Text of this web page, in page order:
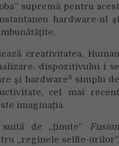
supremă pentru acest
hardware-ul și
creativitatea, Human
dispozitivului i se
și hardware3 simplu de
cel mai recent
imaginația.
de „ținute” Fusion
„reginele selfie-urilor”,